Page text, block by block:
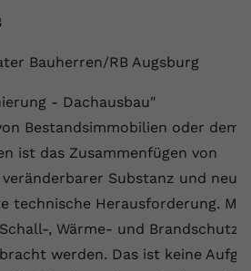
Bauherren/RB Augsburg
- Dachausbau"
Bestandsimmobilien oder dem
ist das Zusammenfügen von
Substanz und
technische Herausforderung.
, Wärme- und Brandschutz
werden. Das ist keine